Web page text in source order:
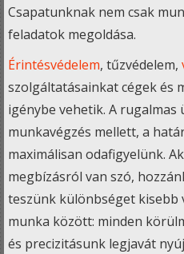
Csapatunknak nem csak
feladatok megoldása.
Érintésvédelem, tűzvédelem,
szolgáltatásainkat cégek és
igénybe vehetik. A
munkavégzés mellett, a
maximálisan odafigyelünk.
megbízásról van szó,
teszünk különbséget kisebb
munka között: minden
és precizitásunk legjavát